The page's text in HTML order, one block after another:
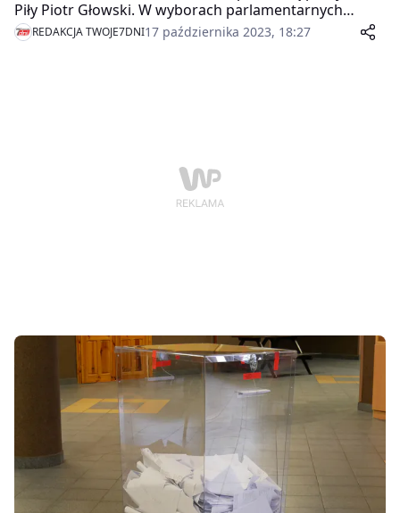
Piły Piotr Głowski. W wyborach parlamentarnych
został posłem Koalicji Obywatelskiej. W całym okręgu
zdobył 16 067 głosów. Wygrana uniemożliwia mu
REDAKCJA TWOJE7DNI17 października 2023, 18:27